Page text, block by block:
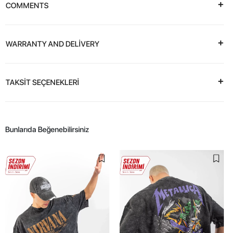
COMMENTS
WARRANTY AND DELİVERY
TAKSİT SEÇENEKLERİ
Bunlarıda Beğenebilirsiniz